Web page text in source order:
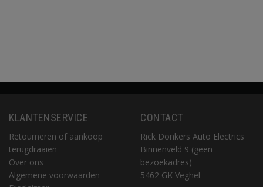
KLANTENSERVICE
Retourneren of aankoop
terugdraaien
Over ons
Algemene voorwaarden
CONTACT
Rick Donkers Auto Electrics
Binnenveld 9 (geen
bezoekadres)
5462 GK Veghel